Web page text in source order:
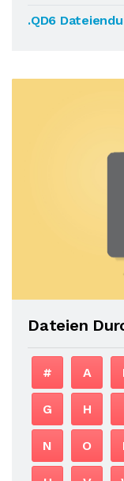
.QD6
Dateien
# A
G H
N O